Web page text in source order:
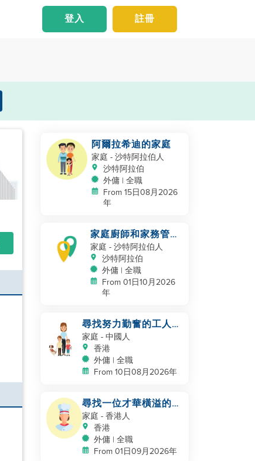
註冊
登入
阿爾拉希迪的家庭
家庭 - 沙特阿拉伯人
沙特阿拉伯
外傭 | 全職
From 15日08月2026
年
家庭廚師和家務管理
者
家庭 - 沙特阿拉伯人
沙特阿拉伯
外傭 | 全職
From 01日10月2026
年
尋找努力勤奮的工人姐
姐，陪伴我們一起生活
家庭 - 中國人
香港
外傭 | 全職
From 10日08月2026年
尋找一位才華橫溢的家
庭幫手 / 家庭廚師
家庭 - 香港人
香港
外傭 | 全職
From 01日09月2026年